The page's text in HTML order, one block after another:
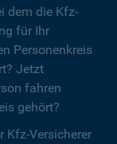
dem die Kfz-
für Ihr
Personenkreis
Jetzt
fahren
gehört?
Kfz-Versicherer